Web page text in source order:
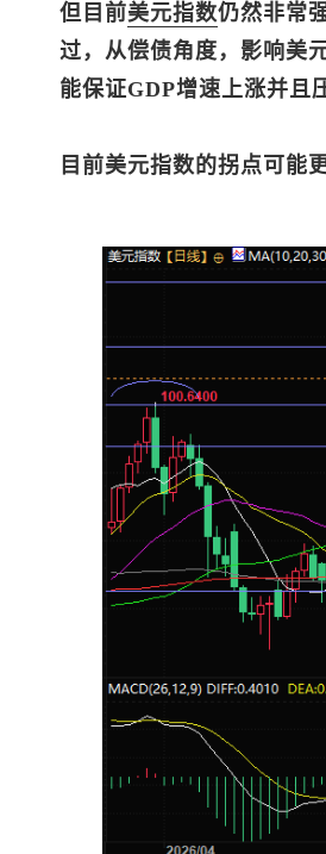
但目前美元指数仍然非常
过，从偿债角度，影响美
能保证GDP增速上涨并且
目前美元指数 的拐点可能